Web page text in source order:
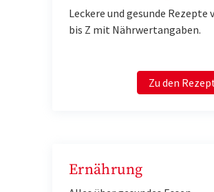
Leckere und gesunde Rezepte
bis Z mit Nährwertangaben.
Zu den
Ernährung